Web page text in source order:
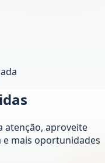
atenção, aproveite
e mais oportunidades